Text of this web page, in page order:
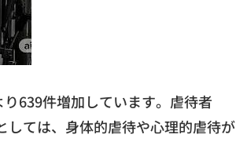
639件増加しています。虐待者
ては、身体的虐待や心理的虐待が